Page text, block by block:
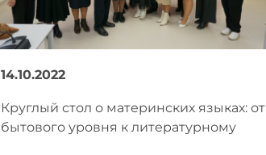
14.10.2022
Круглый стол о материнских языках: от
бытового уровня к литературному